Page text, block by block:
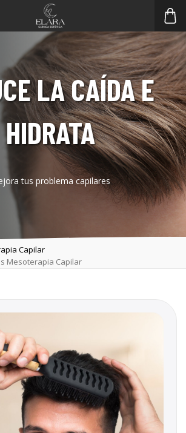
LA CAÍDA E
HIDRATA
tus problema capilares
Capilar
Mesoterapia Capilar